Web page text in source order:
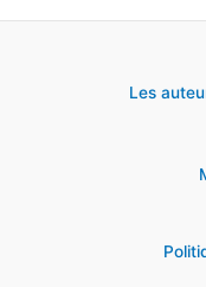
Les